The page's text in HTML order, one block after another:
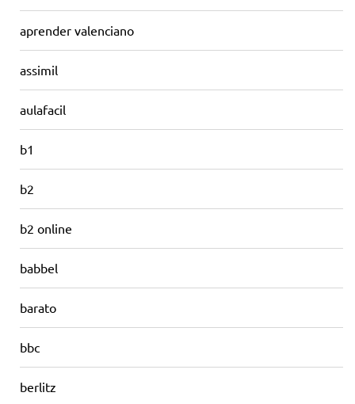
aprender valenciano
assimil
aulafacil
b1
b2
b2 online
babbel
barato
bbc
berlitz